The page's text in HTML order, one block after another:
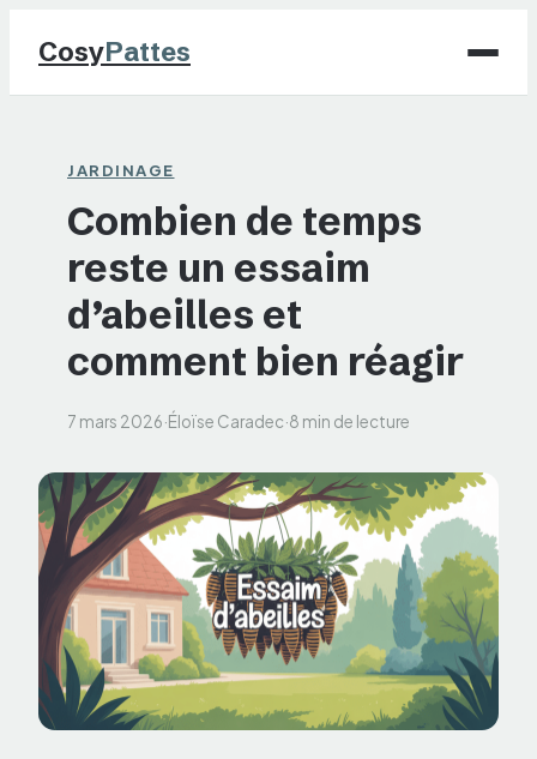
CosyPattes
Chats
NAC
Maison
JARDINAGE
Combien de temps
reste un essaim
d’abeilles et
comment bien réagir
7 mars 2026·Éloïse Caradec·8 min de lecture